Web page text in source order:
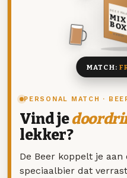
PERSONAL MATCH ·
Vind je
lekker?
De Beer koppelt je
speciaalbier dat
DEZE
MIX
BOX
8 BIEREN
MATCH: